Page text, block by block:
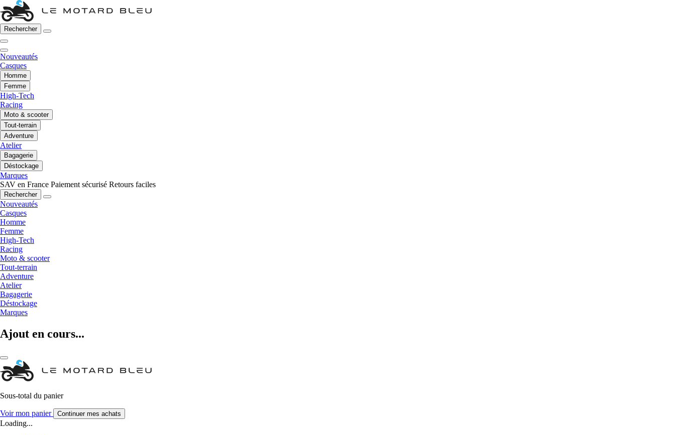
Rechercher
Nouveautés
Casques
Homme
Femme
High-Tech
Racing
Moto & scooter
Tout-terrain
Adventure
Atelier
Bagagerie
Déstockage
Marques
SAV en France Paiement sécurisé Retours faciles
Rechercher
Nouveautés
Casques
Homme
Femme
High-Tech
Racing
Moto & scooter
Tout-terrain
Adventure
Atelier
Bagagerie
Déstockage
Marques
Ajout en cours...
Sous-total du panier
Voir mon panier Continuer mes achats
Loading...